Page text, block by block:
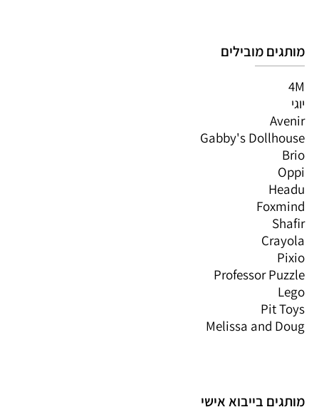
מותגים מובילים
4M
יוגי
Avenir
Gabby's Dollhouse
Brio
Oppi
Headu
Foxmind
Shafir
Crayola
Pixio
Professor Puzzle
Lego
Pit Toys
Melissa and Doug
מותגים בייבוא אישי